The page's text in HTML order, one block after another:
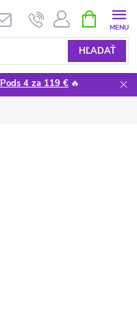
HĽADAŤ
KOŠÍK
4 za 119 € 🔥